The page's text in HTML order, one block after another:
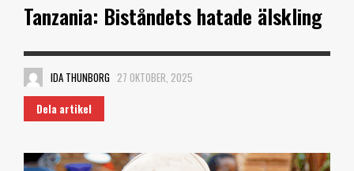
Tanzania: Biståndets hatade älskling
IDA THUNBORG 27 OKTOBER, 2025
Dela artikel